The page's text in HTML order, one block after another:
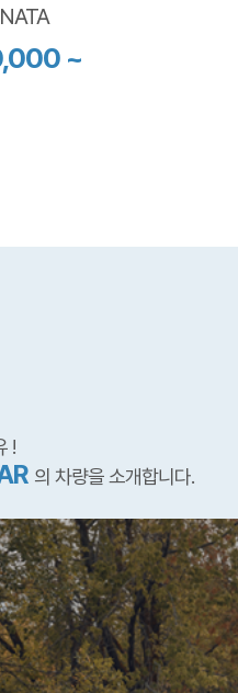
~
!
의 차량을 소개합니다.